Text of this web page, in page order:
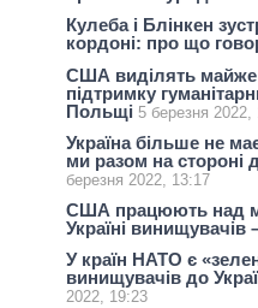
Кулеба і Блінкен
кордоні: про що
США виділять
підтримку
Польщі 5 березня 2022,
Україна більше не
ми разом на стороні
березня 2022, 13:17
США працюють над
Україні винищувачів
У країн НАТО є
винищувачів до
2022, 19:23